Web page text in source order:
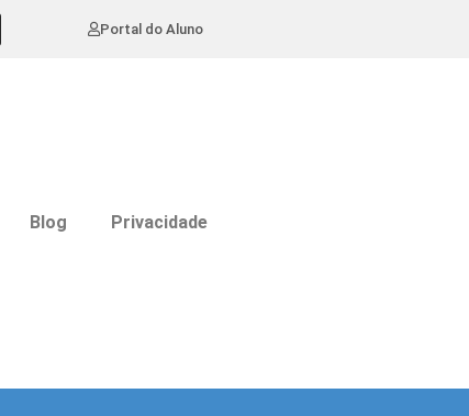
Portal do Aluno
Blog Privacidade